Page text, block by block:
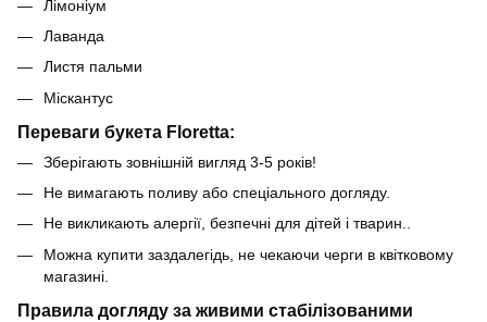
Лімоніум
Лаванда
Листя пальми
Міскантус
Переваги букета Floretta:
Зберігають зовнішній вигляд 3-5 років!
Не вимагають поливу або спеціального догляду.
Не викликають алергії, безпечні для дітей і тварин..
Можна купити заздалегідь, не чекаючи черги в квітковому
магазині.
Правила догляду за живими стабілізованими